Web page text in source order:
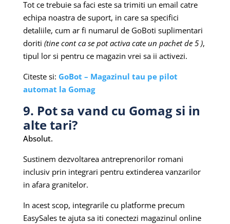
Tot ce trebuie sa faci este sa trimiti un email catre
echipa noastra de suport, in care sa specifici
detaliile, cum ar fi numarul de GoBoti suplimentari
doriti (tine cont ca se pot activa cate un pachet de 5 ),
tipul lor si pentru ce magazin vrei sa ii activezi.
Citeste si: GoBot – Magazinul tau pe pilot
automat la Gomag
9. Pot sa vand cu Gomag si in
alte tari?
Absolut.
Sustinem dezvoltarea antreprenorilor romani
inclusiv prin integrari pentru extinderea vanzarilor
in afara granitelor.
In acest scop, integrarile cu platforme precum
EasySales te ajuta sa iti conectezi magazinul online